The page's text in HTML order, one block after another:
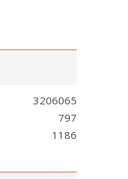
3206065
797
1186